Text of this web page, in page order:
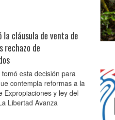
la cláusula de venta de
de
esta decisión para
contempla reformas a la
Expropiaciones y ley del
Libertad Avanza